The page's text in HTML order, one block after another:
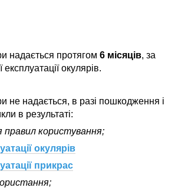
надається протягом 6 місяців, за
окулярів.
не надається, в разі пошкодження і
в результаті:
користування;
окулярів
прикрас